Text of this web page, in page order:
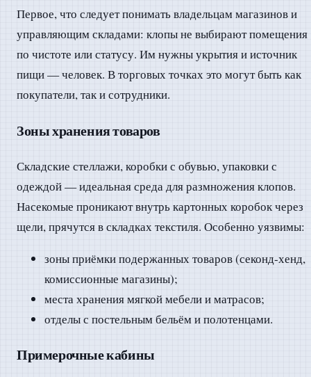
Первое, что следует понимать владельцам магазинов и
управляющим складами: клопы не выбирают помещения
по чистоте или статусу. Им нужны укрытия и источник
пищи — человек. В торговых точках это могут быть как
покупатели, так и сотрудники.
Зоны хранения товаров
Складские стеллажи, коробки с обувью, упаковки с
одеждой — идеальная среда для размножения клопов.
Насекомые проникают внутрь картонных коробок через
щели, прячутся в складках текстиля. Особенно уязвимы:
зоны приёмки подержанных товаров (секонд-хенд,
комиссионные магазины);
места хранения мягкой мебели и матрасов;
отделы с постельным бельём и полотенцами.
Примерочные кабины